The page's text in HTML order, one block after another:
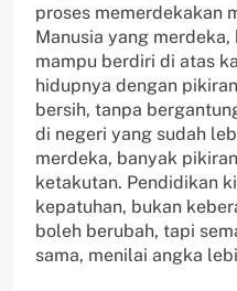
proses memerdekakan
Manusia yang
mampu berdiri di atas
hidupnya dengan
bersih, tanpa
di negeri yang sudah
merdeka, banyak
ketakutan. Pendidikan
kepatuhan, bukan
boleh berubah, tapi
sama, menilai angka